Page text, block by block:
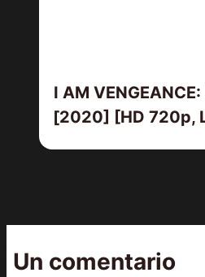
I AM
[2020] [HD 720p,
Un comentario